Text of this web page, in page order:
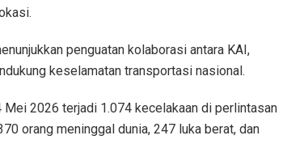
penguatan kolaborasi antara KAI,
keselamatan transportasi nasional.
2026 terjadi 1.074 kecelakaan di perlintasan
orang meninggal dunia, 247 luka berat, dan